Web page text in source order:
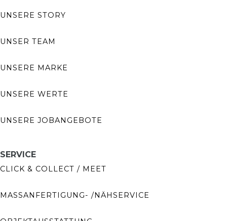
UNSERE STORY
UNSER TEAM
UNSERE MARKE
UNSERE WERTE
UNSERE JOBANGEBOTE
SERVICE
CLICK & COLLECT / MEET
MASSANFERTIGUNG- /NÄHSERVICE